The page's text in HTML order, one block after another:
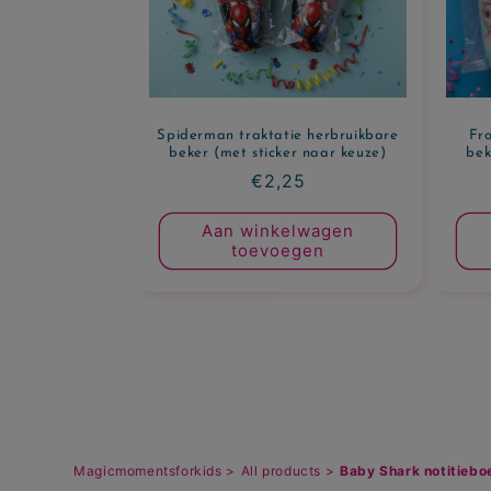
Spiderman traktatie herbruikbare
beker (met sticker naar keuze)
Normale
prijs
€2,25
Aan winkelwagen
toevoegen
Magicmomentsforkids > All products > Baby Shark